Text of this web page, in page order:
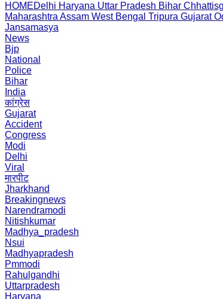
HOMEDelhi Haryana Uttar Pradesh Bihar
Maharashtra Assam West Bengal Tripura Gujarat
Jansamasya
News
Bjp
National
Police
Bihar
India
कांग्रेस
Gujarat
Accident
Congress
Modi
Delhi
Viral
मारपीट
Jharkhand
Breakingnews
Narendramodi
Nitishkumar
Madhya_pradesh
Nsui
Madhyapradesh
Pmmodi
Rahulgandhi
Uttarpradesh
Haryana